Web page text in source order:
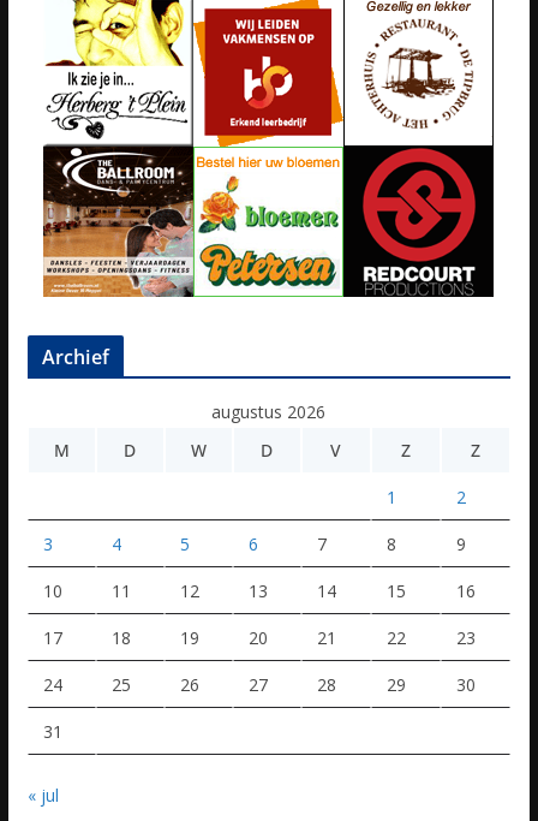
Archief
augustus 2026
M
D W D V Z Z
1 2
3 4 5 6 7 8 9
10 11 12 13 14 15 16
17 18 19 20 21 22 23
24 25 26 27 28 29 30
31
« jul